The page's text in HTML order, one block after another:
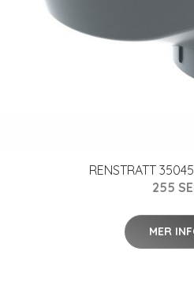
RENSTRATT
255
MER